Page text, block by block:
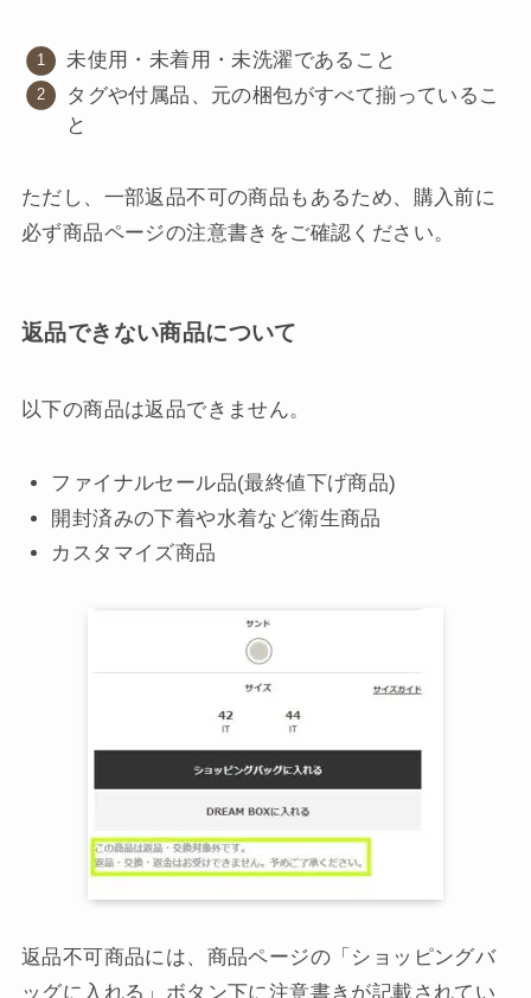
未使用・未着用・未洗濯であること
タグや付属品、元の梱包がすべて揃っているこ
と
ただし、一部返品不可の商品もあるため、購入前に
必ず商品ページの注意書きをご確認ください。
返品できない商品について
以下の商品は返品できません。
ファイナルセール品(最終値下げ商品)
開封済みの下着や水着など衛生商品
カスタマイズ商品
返品不可商品には、商品ページの「ショッピングバ
ッグに入れる」ボタン下に注意書きが記載されてい